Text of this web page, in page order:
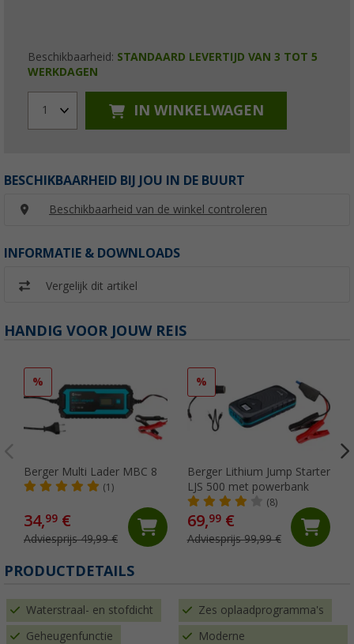
Beschikbaarheid: STANDAARD LEVERTIJD VAN 3 TOT 5
WERKDAGEN
1 IN WINKELWAGEN
BESCHIKBAARHEID BIJ JOU IN DE BUURT
Beschikbaarheid van de winkel controleren
INFORMATIE & DOWNLOADS
Vergelijk dit artikel
HANDIG VOOR JOUW REIS
%
Berger Multi Lader MBC 8
(1)
34,99 €
Adviesprijs 49,99 €
%
Berger Lithium Jump Starter
LJS 500 met powerbank
(8)
69,99€
Adviesprijs 99,99 €
PRODUCTDETAILS
Waterstraal- en stofdicht Zes oplaadprogramma's
Geheugenfunctie
Moderne